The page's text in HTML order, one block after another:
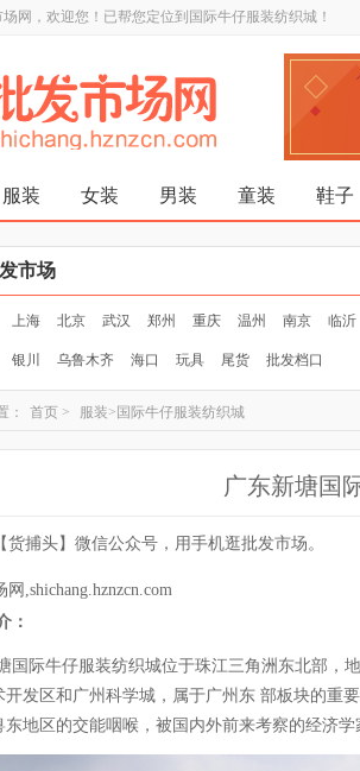
网，欢迎您！已帮您定位到国际牛仔服装纺织城！
服装 女装 男装 童装 鞋子
市场
上海 北京 武汉 郑州 重庆 温州 南京 临沂
银川 乌鲁木齐 海口 玩具 尾货 批发档口
： 首页 > 服装>国际牛仔服装纺织城
广东新塘国
捕头】微信公众号，用手机逛批发市场。
,shichang.hznzcn.com
：
国际牛仔服装纺织城位于珠江三角洲东北部，
开发区和广州科学城，属于广州东 部板块的重
东地区的交能咽喉，被国内外前来考察的经济学